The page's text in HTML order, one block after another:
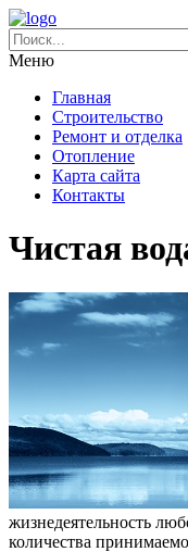
Меню
Главная
Строительство
Ремонт и отделка
Отопление
Карта сайта
Контакты
Чистая
жизнедеятельность
количества